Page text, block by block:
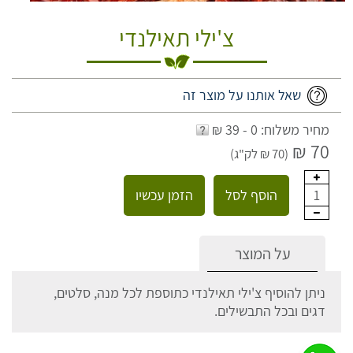
צ'ילי תאילנדי
שאל אותנו על מוצר זה
מחיר משלוח: 0 - 39 ₪
70 ₪ (70 ₪ לק"ג)
1 הוסף לסל הזמן עכשיו
על המוצר
ניתן להוסיף צ'ילי תאילנדי כתוספת לכל מנה, סלטים,
דגים ובכל התבשילים.